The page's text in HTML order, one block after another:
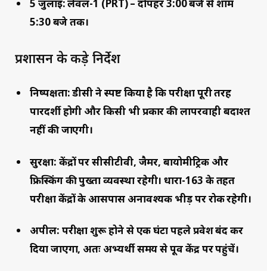
5 जुलाई:लेवल-1 (PRT) – दोपहर 3:00 बजे से शाम
5:30 बजे तक।
प्रशासन के कड़े निर्देश
निष्पक्षता:डीसी ने स्पष्ट किया है कि परीक्षा पूरी तरह
पारदर्शी होगी और किसी भी प्रकार की लापरवाही बर्दाश्त
नहीं की जाएगी।
सुरक्षा: केंद्रों पर सीसीटीवी, जैमर, बायोमीट्रिक और
फ्रिस्किंग की पुख्ता व्यवस्था रहेगी। धारा-163 के तहत
परीक्षा केंद्रों के आसपास अनावश्यक भीड़ पर रोक रहेगी।
अपील: परीक्षा शुरू होने से एक घंटा पहले प्रवेश बंद कर
दिया जाएगा, अतः अभ्यर्थी समय से पूर्व केंद्र पर पहुंचें।